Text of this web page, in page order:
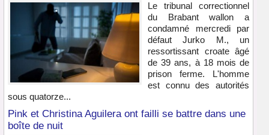
Le tribunal correctionnel
du Brabant wallon a
condamné mercredi par
défaut Jurko M., un
ressortissant croate âgé
de 39 ans, à 18 mois de
prison ferme. L'homme
est connu des autorités
sous quatorze...
Pink et Christina Aguilera ont failli se battre dans une
boîte de nuit